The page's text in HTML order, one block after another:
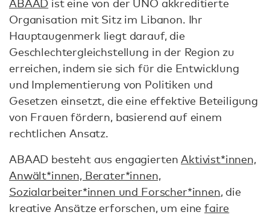
ABAAD ist eine von der UNO akkreditierte
Organisation mit Sitz im Libanon. Ihr
Hauptaugenmerk liegt darauf, die
Geschlechtergleichstellung in der Region zu
erreichen, indem sie sich für die Entwicklung
und Implementierung von Politiken und
Gesetzen einsetzt, die eine effektive Beteiligung
von Frauen fördern, basierend auf einem
rechtlichen Ansatz.
ABAAD besteht aus engagierten Aktivist*innen,
Anwält*innen, Berater*innen,
Sozialarbeiter*innen und Forscher*innen, die
kreative Ansätze erforschen, um einefaire